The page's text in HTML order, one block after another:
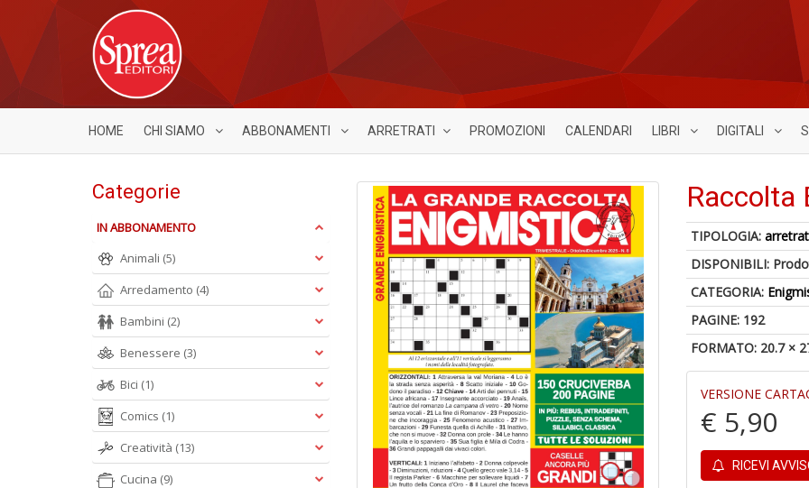
HOME CHI SIAMO ABBONAMENTI ARRETRATI PROMOZIONI CALENDARI LIBRI DIGITALI
Raccolta
TIPOLOGIA:
DISPONIBILI:
CATEGORIA:
PAGINE: 192
FORMATO: 20.7 ×
VERSIONE
€ 5,90
RICEVI
Categorie
IN ABBONAMENTO
Animali (5)
Arredamento (4)
Bambini (2)
Benessere (3)
Bici (1)
Comics (1)
Creatività (13)
Cucina (9)